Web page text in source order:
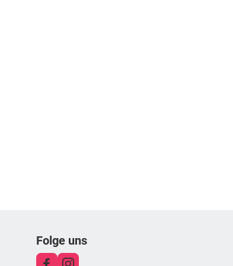
Folge uns